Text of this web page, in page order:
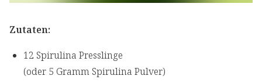
Zutaten:
12 Spirulina Presslinge
(oder 5 Gramm Spirulina Pulver)